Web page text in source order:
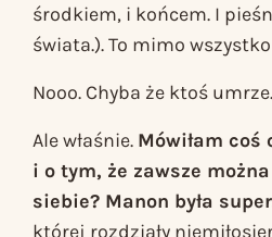
środkiem, i końcem. I
świata.). To mimo
Nooo. Chyba że ktoś umrze.
Ale właśnie. Mówiłam coś
i o tym, że zawsze
siebie? Manon była
której rozdziały